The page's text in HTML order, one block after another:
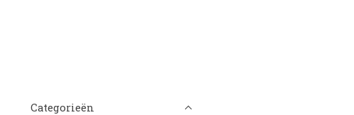
Categorieën